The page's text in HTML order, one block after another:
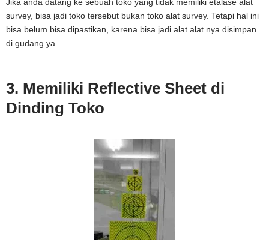
survey, bisa jadi toko tersebut bukan toko alat survey. Tetapi hal ini
bisa belum bisa dipastikan, karena bisa jadi alat alat nya disimpan
di gudang ya.
3. Memiliki Reflective Sheet di
Dinding Toko